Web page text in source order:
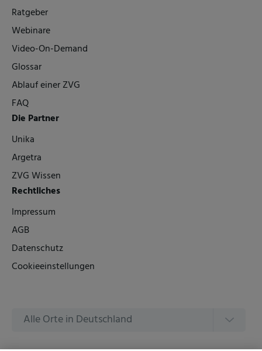
Ratgeber
Webinare
Video-On-Demand
Glossar
Ablauf einer ZVG
FAQ
Die Partner
Unika
Argetra
ZVG Wissen
Rechtliches
Impressum
AGB
Datenschutz
Cookieeinstellungen
Alle Orte in Deutschland